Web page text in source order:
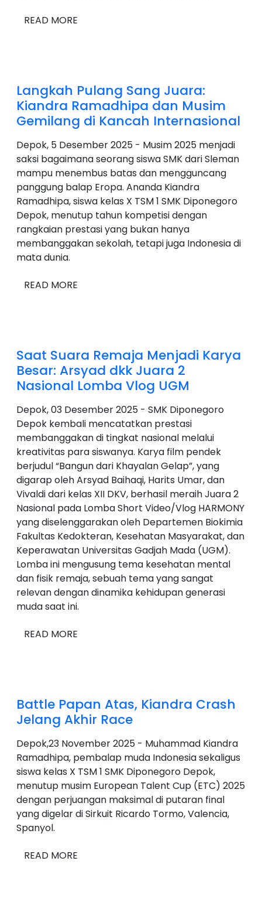
READ MORE
Langkah Pulang Sang Juara:
Kiandra Ramadhipa dan Musim
Gemilang di Kancah Internasional
Depok, 5 Desember 2025 - Musim 2025 menjadi
saksi bagaimana seorang siswa SMK dari Sleman
mampu menembus batas dan mengguncang
panggung balap Eropa. Ananda Kiandra
Ramadhipa, siswa kelas X TSM 1 SMK Diponegoro
Depok, menutup tahun kompetisi dengan
rangkaian prestasi yang bukan hanya
membanggakan sekolah, tetapi juga Indonesia di
mata dunia.
READ MORE
Saat Suara Remaja Menjadi Karya
Besar: Arsyad dkk Juara 2
Nasional Lomba Vlog UGM
Depok, 03 Desember 2025 - SMK Diponegoro
Depok kembali mencatatkan prestasi
membanggakan di tingkat nasional melalui
kreativitas para siswanya. Karya film pendek
berjudul “Bangun dari Khayalan Gelap”, yang
digarap oleh Arsyad Baihaqi, Harits Umar, dan
Vivaldi dari kelas XII DKV, berhasil meraih Juara 2
Nasional pada Lomba Short Video/Vlog HARMONY
yang diselenggarakan oleh Departemen Biokimia
Fakultas Kedokteran, Kesehatan Masyarakat, dan
Keperawatan Universitas Gadjah Mada (UGM).
Lomba ini mengusung tema kesehatan mental
dan fisik remaja, sebuah tema yang sangat
relevan dengan dinamika kehidupan generasi
muda saat ini.
READ MORE
Battle Papan Atas, Kiandra Crash
Jelang Akhir Race
Depok,23 November 2025 - Muhammad Kiandra
Ramadhipa, pembalap muda Indonesia sekaligus
siswa kelas X TSM 1 SMK Diponegoro Depok,
menutup musim European Talent Cup (ETC) 2025
dengan perjuangan maksimal di putaran final
yang digelar di Sirkuit Ricardo Tormo, Valencia,
Spanyol.
READ MORE